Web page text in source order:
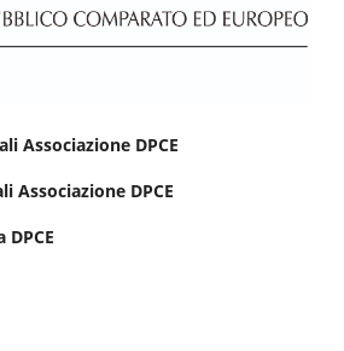
Associazione DPCE
Associazione DPCE
DPCE